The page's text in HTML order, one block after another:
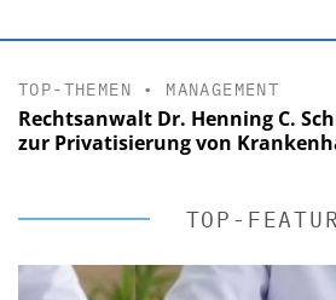
TOP-THEMEN • MANAGEMENT
Rechtsanwalt Dr. Henning C.
zur Privatisierung von
TOP-